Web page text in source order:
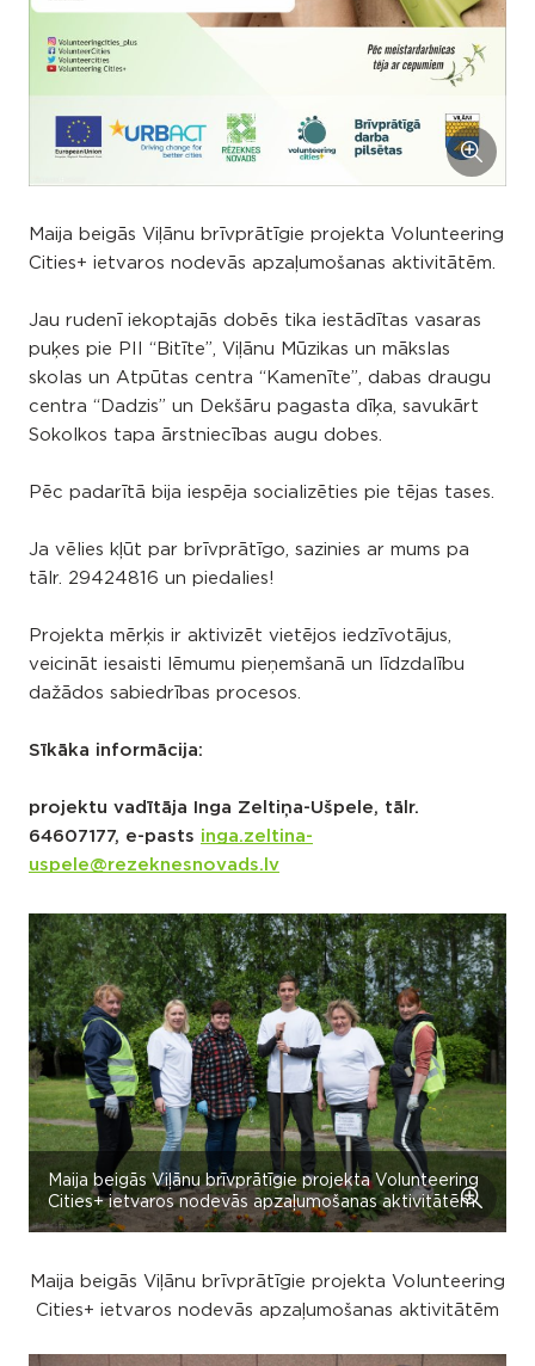
Maija beigās Viļānu brīvprātīgie projekta Volunteering
Cities+ ietvaros nodevās apzaļumošanas aktivitātēm.
Jau rudenī iekoptajās dobēs tika iestādītas vasaras
puķes pie PII “Bitīte”, Viļānu Mūzikas un mākslas
skolas un Atpūtas centra “Kamenīte”, dabas draugu
centra “Dadzis” un Dekšāru pagasta dīķa, savukārt
Sokolkos tapa ārstniecības augu dobes.
Pēc padarītā bija iespēja socializēties pie tējas tases.
Ja vēlies kļūt par brīvprātīgo, sazinies ar mums pa
tālr. 29424816 un piedalies!
Projekta mērķis ir aktivizēt vietējos iedzīvotājus,
veicināt iesaisti lēmumu pieņemšanā un līdzdalību
dažādos sabiedrības procesos.
Sīkāka informācija:
projektu vadītāja Inga Zeltiņa-Ušpele, tālr.
64607177, e-pasts inga.zeltina-
uspele@rezeknesnovads.lv
Maija beigās Viļānu brīvprātīgie projekta Volunteering
Cities+ ietvaros nodevās apzaļumošanas aktivitātēm
Maija beigās Viļānu brīvprātīgie projekta Volunteering
Cities+ ietvaros nodevās apzaļumošanas aktivitātēm